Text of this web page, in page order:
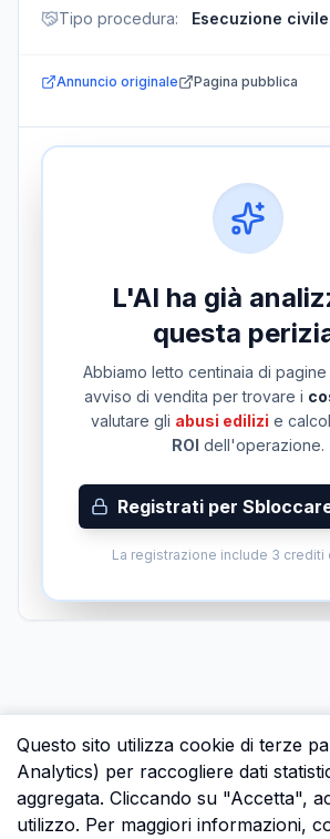
Tipo procedura: Esecuzione civile
Annuncio originale Pagina pubblica
L'AI ha già
questa
Abbiamo letto centinaia di
avviso di vendita per trovare i
valutare gli abusi edilizi e
ROI dell'operazione.
Registrati per
La registrazione include 3 crediti
Questo sito utilizza cookie di terze
Analytics) per raccogliere dati
aggregata. Cliccando su "Accetta",
utilizzo. Per maggiori informazioni,